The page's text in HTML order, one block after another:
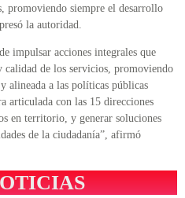
promoviendo siempre el desarrollo
la autoridad.
impulsar acciones integrales que
calidad de los servicios, promoviendo
alineada a las políticas públicas
articulada con las 15 direcciones
en territorio, y generar soluciones
de la ciudadanía”, afirmó